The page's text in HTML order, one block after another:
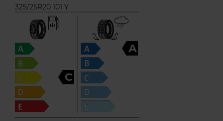
325/25R20 101 Y
C
A